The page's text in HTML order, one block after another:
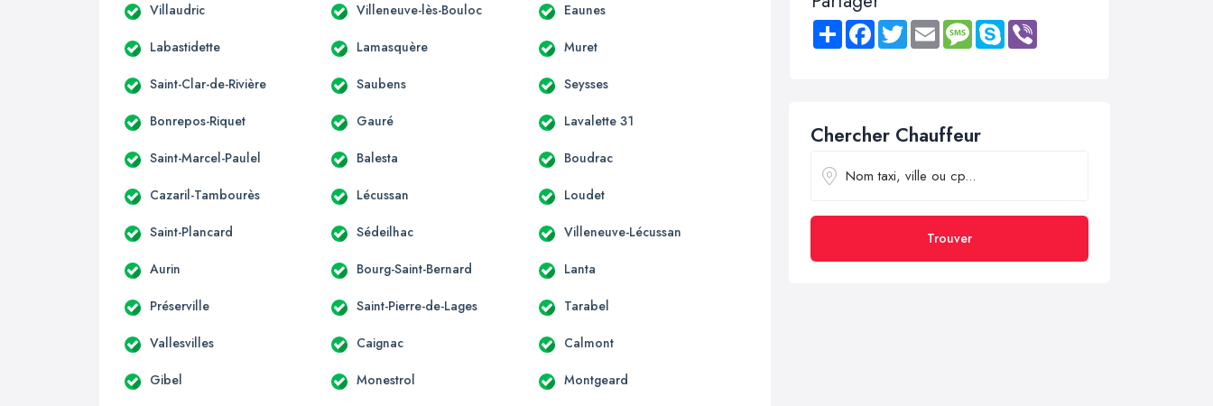
Villaudric Villeneuve-lès-Bouloc Eaunes
Labastidette Lamasquère Muret
Saint-Clar-de-Rivière Saubens Seysses
Bonrepos-Riquet Gauré Lavalette 31
Saint-Marcel-Paulel Balesta Boudrac
Cazaril-Tambourès Lécussan Loudet
Saint-Plancard Sédeilhac Villeneuve-Lécussan
Aurin Bourg-Saint-Bernard Lanta
Préserville Saint-Pierre-de-Lages Tarabel
Vallesvilles Caignac Calmont
Gibel Monestrol Montgeard
Share FacebookTwitter Email MessageSkype
Chercher Chauffeur
Trouver